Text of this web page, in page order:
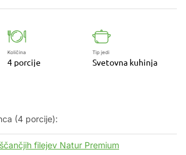
Količina
4 porcije
Tip jedi
Svetovna kuhinja
(4 porcije):
filejev Natur Premium